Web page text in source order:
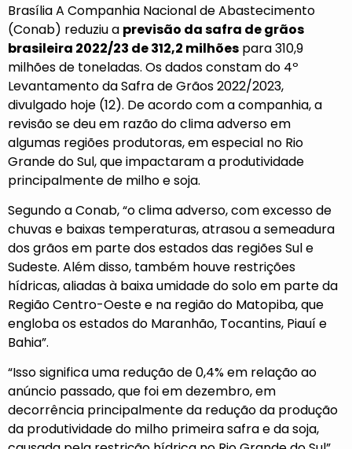
Brasília A Companhia Nacional de Abastecimento
(Conab) reduziu a previsão da safra de grãos
brasileira 2022/23 de 312,2 milhões para 310,9
milhões de toneladas. Os dados constam do 4º
Levantamento da Safra de Grãos 2022/2023,
divulgado hoje (12). De acordo com a companhia, a
revisão se deu em razão do clima adverso em
algumas regiões produtoras, em especial no Rio
Grande do Sul, que impactaram a produtividade
principalmente de milho e soja.
Segundo a Conab, “o clima adverso, com excesso de
chuvas e baixas temperaturas, atrasou a semeadura
dos grãos em parte dos estados das regiões Sul e
Sudeste. Além disso, também houve restrições
hídricas, aliadas à baixa umidade do solo em parte da
Região Centro-Oeste e na região do Matopiba, que
engloba os estados do Maranhão, Tocantins, Piauí e
Bahia”.
“Isso significa uma redução de 0,4% em relação ao
anúncio passado, que foi em dezembro, em
decorrência principalmente da redução da produção
da produtividade do milho primeira safra e da soja,